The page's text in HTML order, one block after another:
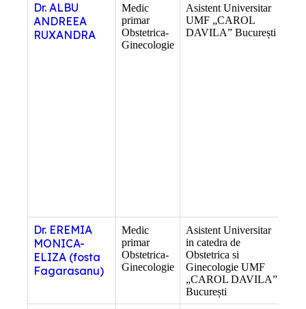
Dr. ALBU
ANDREEA
RUXANDRA
Medic
primar
Obstetrica-
Ginecologie
Asistent Universitar
UMF „CAROL
DAVILA” București
Dr. EREMIA
MONICA-
ELIZA (fosta
Fagarasanu)
Medic
primar
Obstetrica-
Ginecologie
Asistent Universitar
in catedra de
Obstetrica si
Ginecologie UMF
„CAROL DAVILA”
București